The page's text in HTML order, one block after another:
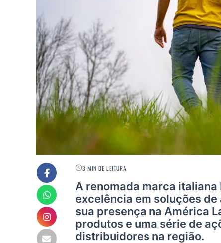
3 MIN DE LEITURA
A renomada marca
excelência em soluções
sua presença na América
produtos e uma série de
distribuidores na região.